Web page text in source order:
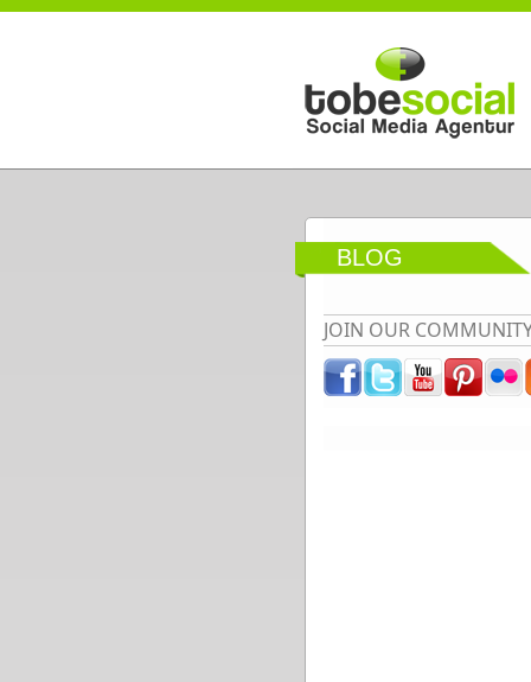
Direkt zum Inhalt
BLOG
JOIN OUR